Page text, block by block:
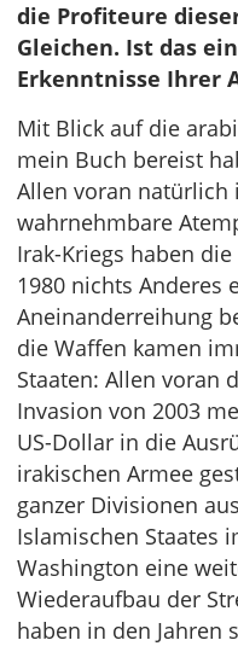
die Profiteure
Gleichen. Ist das
Erkenntnisse Ihrer
Mit Blick auf die
mein Buch bereist
Allen voran natürlich
wahrnehmbare
Irak-Kriegs haben
1980 nichts Anderes
Aneinanderreihung
die Waffen kamen
Staaten: Allen voran
Invasion von 2003
US-Dollar in die
irakischen Armee
ganzer Divisionen
Islamischen Staates
Washington eine
Wiederaufbau der
haben in den Jahren